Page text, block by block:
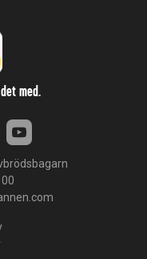
med.